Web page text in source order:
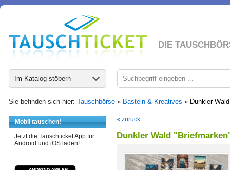
DIE
Im Katalog stöbern
Sie befinden sich hier: Tauschbörse » Basteln & Kreatives » Dunkler
Mobil tauschen!
Jetzt die Tauschticket App für
Android und iOS laden!
« zurück
Dunkler Wald